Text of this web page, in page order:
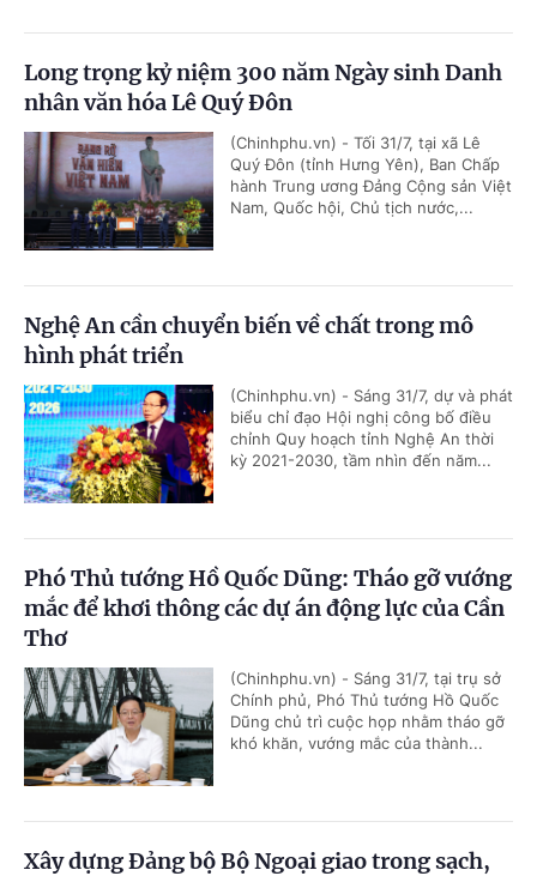
Long trọng kỷ niệm 300 năm Ngày sinh Danh
nhân văn hóa Lê Quý Đôn
(Chinhphu.vn) - Tối 31/7, tại xã Lê
Quý Đôn (tỉnh Hưng Yên), Ban Chấp
hành Trung ương Đảng Cộng sản Việt
Nam, Quốc hội, Chủ tịch nước,...
Nghệ An cần chuyển biến về chất trong mô
hình phát triển
(Chinhphu.vn) - Sáng 31/7, dự và phát
biểu chỉ đạo Hội nghị công bố điều
chỉnh Quy hoạch tỉnh Nghệ An thời
kỳ 2021-2030, tầm nhìn đến năm...
Phó Thủ tướng Hồ Quốc Dũng: Tháo gỡ vướng
mắc để khơi thông các dự án động lực của Cần
Thơ
(Chinhphu.vn) - Sáng 31/7, tại trụ sở
Chính phủ, Phó Thủ tướng Hồ Quốc
Dũng chủ trì cuộc họp nhằm tháo gỡ
khó khăn, vướng mắc của thành...
Xây dựng Đảng bộ Bộ Ngoại giao trong sạch,